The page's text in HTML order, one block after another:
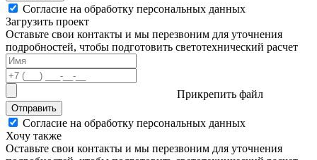
Согласие на обработку персональных данных
Загрузить проект
Оставьте свои контакты и мы перезвоним для уточнения
подробностей, чтобы подготовить светотехнический расчет
Прикрепить файл
Отправить
Согласие на обработку персональных данных
Хочу также
Оставьте свои контакты и мы перезвоним для уточнения